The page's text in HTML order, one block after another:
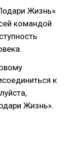
Жизнь»
командой
к
Жизнь».